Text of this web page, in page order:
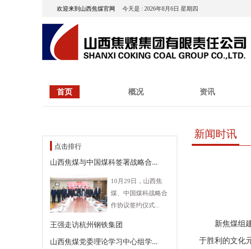
欢迎来到山西焦煤官网 今天是 : 2026年8月6日 星期四
首页 概况 资讯
点击排行
山西焦煤与中国煤科签署战略合...
10月29日，山西焦
煤、中国煤科战略合
作协议签约仪式...
王强走访杭州钢铁集团
山西焦煤党委理论学习中心组学...
新闻时讯
新焦煤组
于胜利的文化